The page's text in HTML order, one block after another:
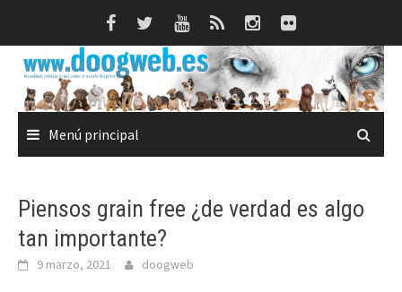
Menú principal
Piensos grain free ¿de verdad es algo
tan importante?
9 marzo, 2021 doogweb